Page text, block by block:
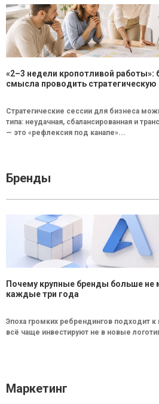
«2–3 недели кропотливой работы»:
смысла проводить стратегическую
Стратегические сессии для бизнеса
типа: неудачная, сбалансированная и
— это «рефлексия под канапе»...
Бренды
Почему крупные бренды больше не
каждые три года
Эпоха громких ребрендингов подходит
всё чаще инвестируют не в новые
Маркетинг